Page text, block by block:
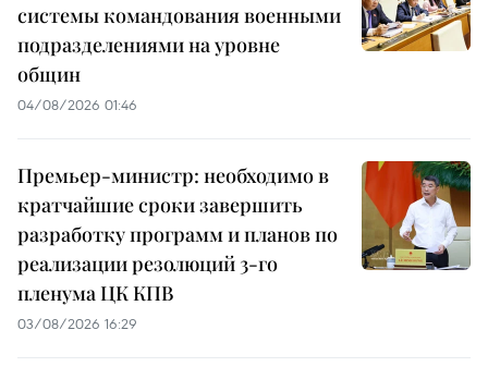
системы командования военными
подразделениями на уровне
общин
04/08/2026 01:46
Премьер-министр: необходимо в
кратчайшие сроки завершить
разработку программ и планов по
реализации резолюций 3-го
пленума ЦК КПВ
03/08/2026 16:29